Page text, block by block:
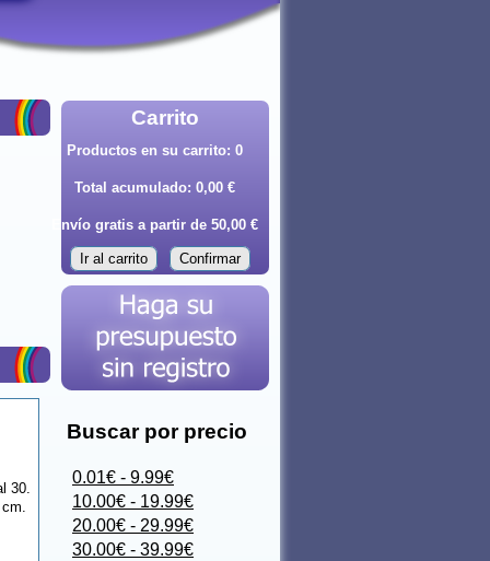
30.
Carrito
Productos en su carrito: 0
Total acumulado: 0,00 €
Envío gratis a partir de 50,00 €
Ir al carrito Confirmar
Buscar por precio
0.01€ - 9.99€
10.00€ - 19.99€
20.00€ - 29.99€
30.00€ - 39.99€